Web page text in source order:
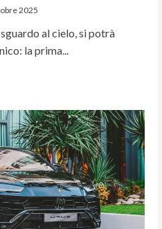
2025
al cielo, si potrà
la prima...